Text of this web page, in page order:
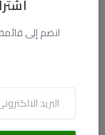
انضم إلى